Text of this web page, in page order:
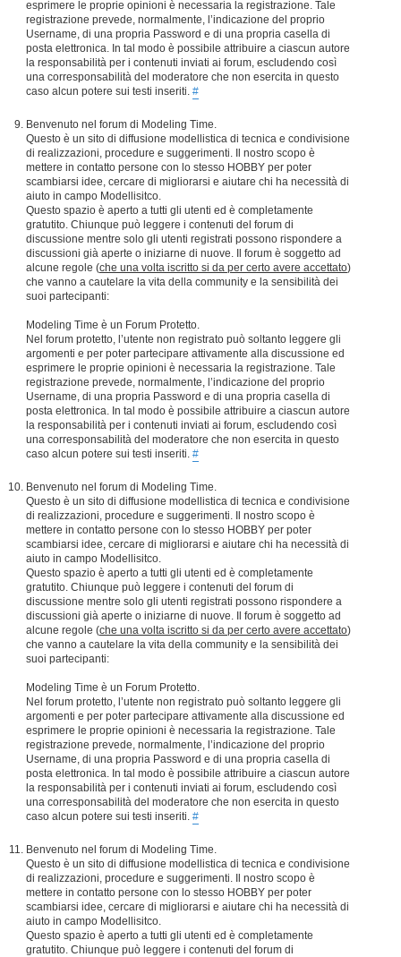
esprimere le proprie opinioni è necessaria la registrazione. Tale
registrazione prevede, normalmente, l’indicazione del proprio
Username, di una propria Password e di una propria casella di
posta elettronica. In tal modo è possibile attribuire a ciascun autore
la responsabilità per i contenuti inviati ai forum, escludendo così
una corresponsabilità del moderatore che non esercita in questo
caso alcun potere sui testi inseriti. #
Benvenuto nel forum di Modeling Time.
Questo è un sito di diffusione modellistica di tecnica e condivisione
di realizzazioni, procedure e suggerimenti. Il nostro scopo è
mettere in contatto persone con lo stesso HOBBY per poter
scambiarsi idee, cercare di migliorarsi e aiutare chi ha necessità di
aiuto in campo Modellisitco.
Questo spazio è aperto a tutti gli utenti ed è completamente
gratutito. Chiunque può leggere i contenuti del forum di
discussione mentre solo gli utenti registrati possono rispondere a
discussioni già aperte o iniziarne di nuove. Il forum è soggetto ad
alcune regole (che una volta iscritto si da per certo avere accettato)
che vanno a cautelare la vita della community e la sensibilità dei
suoi partecipanti:
Modeling Time è un Forum Protetto.
Nel forum protetto, l’utente non registrato può soltanto leggere gli
argomenti e per poter partecipare attivamente alla discussione ed
esprimere le proprie opinioni è necessaria la registrazione. Tale
registrazione prevede, normalmente, l’indicazione del proprio
Username, di una propria Password e di una propria casella di
posta elettronica. In tal modo è possibile attribuire a ciascun autore
la responsabilità per i contenuti inviati ai forum, escludendo così
una corresponsabilità del moderatore che non esercita in questo
caso alcun potere sui testi inseriti. #
Benvenuto nel forum di Modeling Time.
Questo è un sito di diffusione modellistica di tecnica e condivisione
di realizzazioni, procedure e suggerimenti. Il nostro scopo è
mettere in contatto persone con lo stesso HOBBY per poter
scambiarsi idee, cercare di migliorarsi e aiutare chi ha necessità di
aiuto in campo Modellisitco.
Questo spazio è aperto a tutti gli utenti ed è completamente
gratutito. Chiunque può leggere i contenuti del forum di
discussione mentre solo gli utenti registrati possono rispondere a
discussioni già aperte o iniziarne di nuove. Il forum è soggetto ad
alcune regole (che una volta iscritto si da per certo avere accettato)
che vanno a cautelare la vita della community e la sensibilità dei
suoi partecipanti:
Modeling Time è un Forum Protetto.
Nel forum protetto, l’utente non registrato può soltanto leggere gli
argomenti e per poter partecipare attivamente alla discussione ed
esprimere le proprie opinioni è necessaria la registrazione. Tale
registrazione prevede, normalmente, l’indicazione del proprio
Username, di una propria Password e di una propria casella di
posta elettronica. In tal modo è possibile attribuire a ciascun autore
la responsabilità per i contenuti inviati ai forum, escludendo così
una corresponsabilità del moderatore che non esercita in questo
caso alcun potere sui testi inseriti. #
Benvenuto nel forum di Modeling Time.
Questo è un sito di diffusione modellistica di tecnica e condivisione
di realizzazioni, procedure e suggerimenti. Il nostro scopo è
mettere in contatto persone con lo stesso HOBBY per poter
scambiarsi idee, cercare di migliorarsi e aiutare chi ha necessità di
aiuto in campo Modellisitco.
Questo spazio è aperto a tutti gli utenti ed è completamente
gratutito. Chiunque può leggere i contenuti del forum di